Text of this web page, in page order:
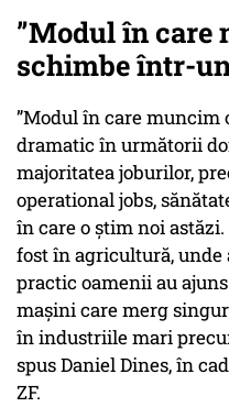
”Modul în care
schimbe într-
”Modul în care muncim
dramatic în următorii
majoritatea joburilor,
operational jobs,
în care o ştim noi
fost în agricultură,
practic oamenii au
maşini care merg
în industriile mari
spus Daniel Dines, în
ZF.